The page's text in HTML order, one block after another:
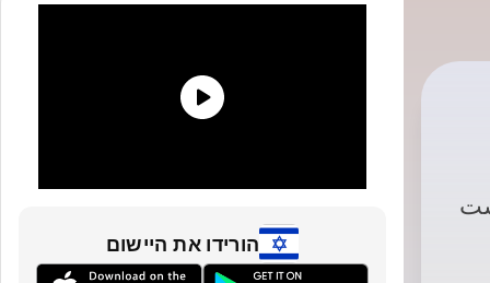
הורידו את היישום